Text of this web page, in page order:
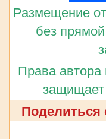
Размещение
без
Права
Поделиться